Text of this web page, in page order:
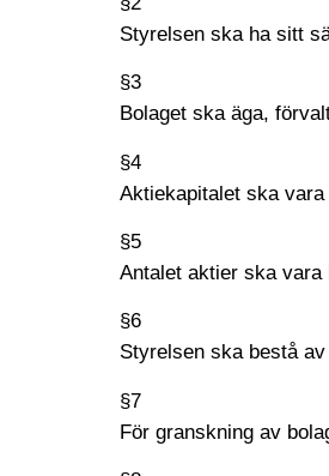
Styrelsen ska ha sitt
§3
Bolaget ska äga,
§4
Aktiekapitalet ska
§5
Antalet aktier ska vara
§6
Styrelsen ska bestå
§7
För granskning av